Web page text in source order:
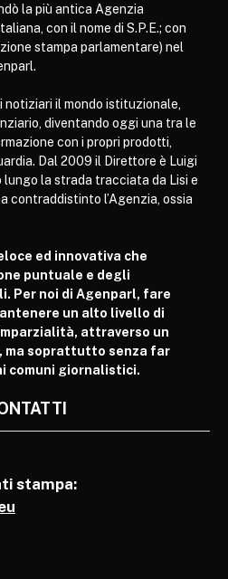
la più antica Agenzia
con il nome di S.P.E.; con
stampa parlamentare) nel
il mondo istituzionale,
diventando oggi una tra le
con i propri prodotti,
Dal 2009 il Direttore è Luigi
la strada tracciata da Lisi e
contraddistinto l’Agenzia, ossia
ed innovativa che
puntuale e degli
Per noi di Agenparl, fare
un alto livello di
attraverso un
ma soprattutto senza far
comuni giornalistici.
stampa: